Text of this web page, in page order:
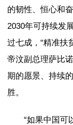
的韧性、恒心和
2030年可持续发
过七成，“精准扶
帝汶副总理萨比
期的愿景、持续
胜。
“如果中国可